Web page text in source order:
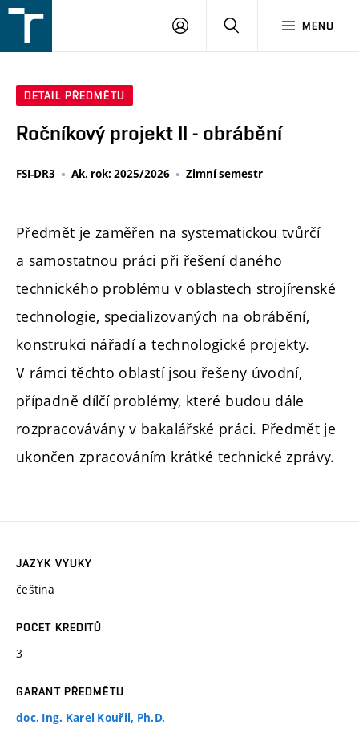
v
MENU
PŘIHLÁŠENÍ
DETAIL PŘEDMĚTU
Ročníkový projekt II - obrábění
FSI-DR3 Ak. rok: 2025/2026 Zimní semestr
Předmět je zaměřen na systematickou tvůrčí
a samostatnou práci při řešení daného
technického problému v oblastech strojírenské
technologie, specializovaných na obrábění,
konstrukci nářadí a technologické projekty.
V rámci těchto oblastí jsou řešeny úvodní,
případně dílčí problémy, které budou dále
rozpracovávány v bakalářské práci. Předmět je
ukončen zpracováním krátké technické zprávy.
JAZYK VÝUKY
čeština
POČET KREDITŮ
3
GARANT PŘEDMĚTU
doc. Ing. Karel Kouřil, Ph.D.